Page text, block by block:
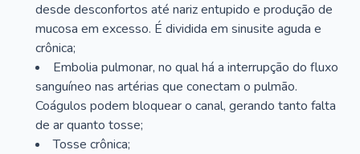
desde desconfortos até nariz entupido e produção de
mucosa em excesso. É dividida em sinusite aguda e
crônica;
Embolia pulmonar, no qual há a interrupção do fluxo
sanguíneo nas artérias que conectam o pulmão.
Coágulos podem bloquear o canal, gerando tanto falta
de ar quanto tosse;
Tosse crônica;